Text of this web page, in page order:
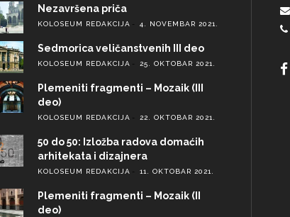
Nezavršena priča
KOLOSEUM REDAKCIJA 4. NOVEMBAR 2021.
Sedmorica veličanstvenih III deo
KOLOSEUM REDAKCIJA 25. OKTOBAR 2021.
Plemeniti fragmenti – Mozaik (III
deo)
KOLOSEUM REDAKCIJA 22. OKTOBAR 2021.
50 do 50: Izložba radova domaćih
arhitekata i dizajnera
KOLOSEUM REDAKCIJA 11. OKTOBAR 2021.
Plemeniti fragmenti – Mozaik (II
deo)